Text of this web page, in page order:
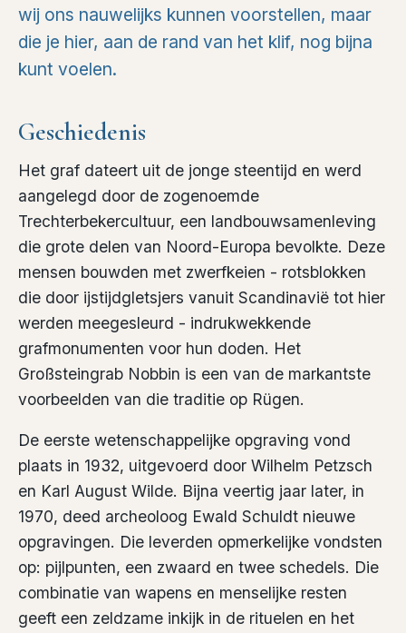
wij ons nauwelijks kunnen voorstellen, maar
die je hier, aan de rand van het klif, nog bijna
kunt voelen.
Geschiedenis
Het graf dateert uit de jonge steentijd en werd
aangelegd door de zogenoemde
Trechterbekercultuur, een landbouwsamenleving
die grote delen van Noord-Europa bevolkte. Deze
mensen bouwden met zwerfkeien - rotsblokken
die door ijstijdgletsjers vanuit Scandinavië tot hier
werden meegesleurd - indrukwekkende
grafmonumenten voor hun doden. Het
Großsteingrab Nobbin is een van de markantste
voorbeelden van die traditie op Rügen.
De eerste wetenschappelijke opgraving vond
plaats in 1932, uitgevoerd door Wilhelm Petzsch
en Karl August Wilde. Bijna veertig jaar later, in
1970, deed archeoloog Ewald Schuldt nieuwe
opgravingen. Die leverden opmerkelijke vondsten
op: pijlpunten, een zwaard en twee schedels. Die
combinatie van wapens en menselijke resten
geeft een zeldzame inkijk in de rituelen en het